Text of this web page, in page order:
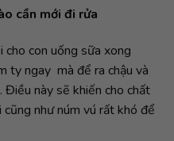
cần mới đi rửa
cho con uống sữa xong
ty ngay mà để ra chậu và
Điều này sẽ khiến cho chất
như núm vú rất khó để